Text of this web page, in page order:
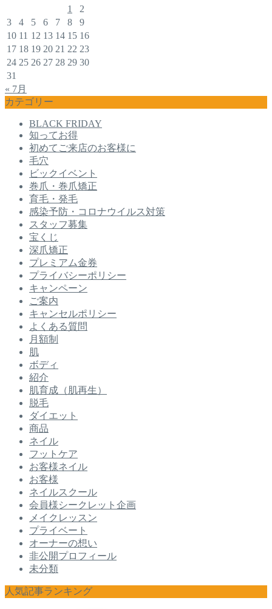
1
2
3
4 5 6 7 8
9
10 11 12 13 14 15 16
17 18 19 20 21 22 23
24 25 26 27 28 29 30
31
« 7月
カテゴリー
BLACK FRIDAY
知ってお得
初めてご来店のお客様に
毛穴
ビックイベント
巻爪・巻爪矯正
育毛・発毛
感染予防・コロナウイルス対策
スタッフ募集
宝くじ
深爪矯正
プレミアム金券
プライバシーポリシー
キャンペーン
ご案内
キャンセルポリシー
よくある質問
月額制
肌
ボディ
紹介
肌育成（肌再生）
脱毛
ダイエット
商品
ネイル
フットケア
お客様ネイル
お客様
ネイルスクール
会員様シークレット企画
メイクレッスン
プライベート
オーナーの想い
非公開プロフィール
未分類
人気記事ランキング